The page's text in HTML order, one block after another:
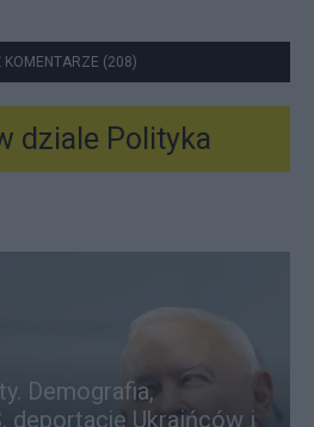
KOMENTARZE (208)
dziale Polityka
Demografia,
deportacje Ukraińców i